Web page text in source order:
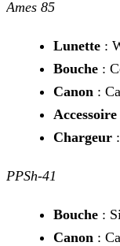
Ames 85
Lunette :
Bouche :
Canon :
Chargeur
PPSh-41
Bouche :
Canon :